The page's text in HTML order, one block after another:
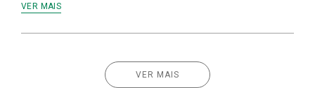
VER MAIS
VER MAIS